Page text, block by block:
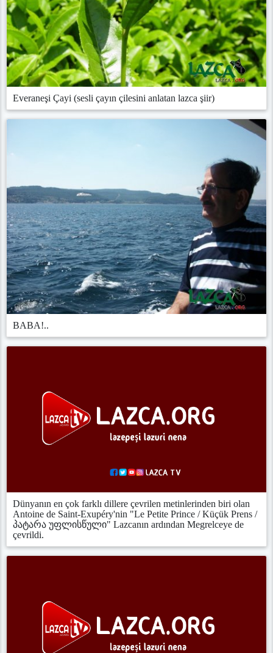
Everaneşi Çayi (sesli çayın çilesini anlatan lazca şiir)
BABA!..
Dünyanın en çok farklı dillere çevrilen metinlerinden biri olan
Antoine de Saint-Exupéry'nin "Le Petite Prince / Küçük Prens /
პატარა უფლისწული" Lazcanın ardından Megrelceye de
çevrildi.